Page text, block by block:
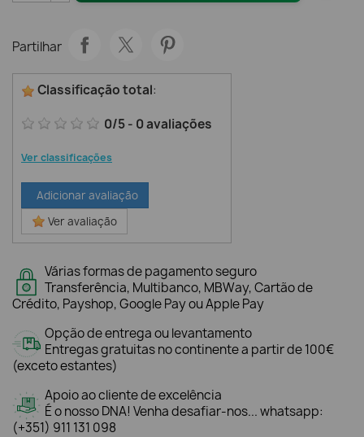
Partilhar
Classificação total:
0/5- 0avaliações
Ver classificações
Adicionar avaliação
Ver avaliação
Várias formas de pagamento seguro
Transferência, Multibanco, MBWay, Cartão de
Crédito, Payshop, Google Pay ou Apple Pay
Opção de entrega ou levantamento
Entregas gratuitas no continente a partir de 100€
(exceto estantes)
Apoio ao cliente de excelência
É o nosso DNA! Venha desafiar-nos... whatsapp:
(+351) 911 131 098